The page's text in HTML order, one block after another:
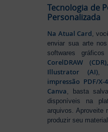
Tecnologia de
Personalizada
Na Atual Card,
enviar sua arte
softwares
CorelDRAW
Illustrator (AI),
impressão PDF/X-4
Canva, basta
disponíveis na
arquivos. Aproveite
produzir seu